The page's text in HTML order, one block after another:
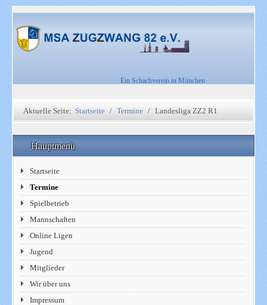
Ein Schachverein in München
Aktuelle Seite: Startseite Termine Landesliga ZZ2 R1
Hauptmenü
Startseite
Termine
Spielbetrieb
Mannschaften
Online Ligen
Jugend
Mitglieder
Wir über uns
Impressum